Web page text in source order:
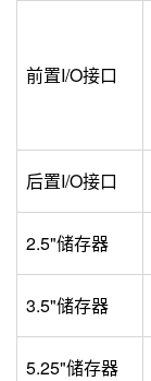
前置I/O接口
后置I/O接口
2.5"储存器
3.5"储存器
5.25"储存器